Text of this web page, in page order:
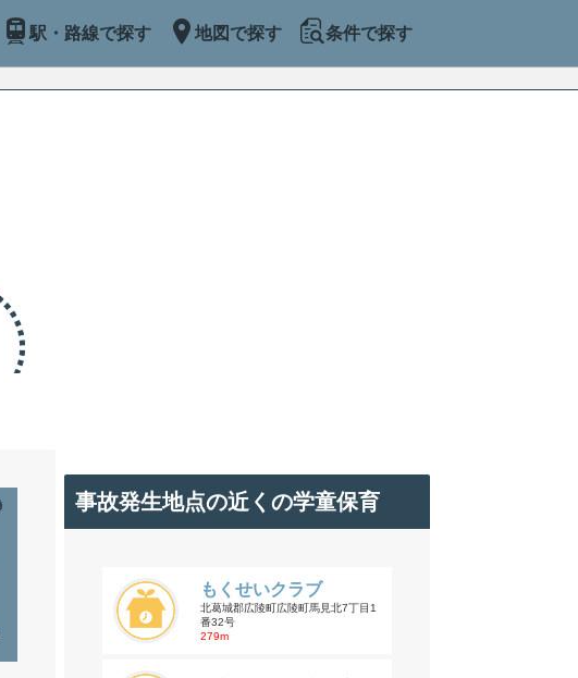
駅・路線で探す 地図で探す 条件で探す
事故発生地点の近くの学童保育
もくせいクラブ
北葛城郡広陵町広陵町馬見北7丁目1
番32号
279m